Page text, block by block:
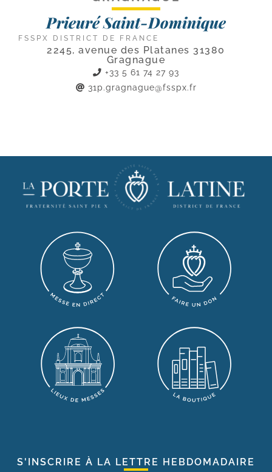
Prieuré Saint-Dominique
FSSPX DISTRICT DE FRANCE
2245, avenue des Platanes 31380
Gragnague
+33 5 61 74 27 93
31p.gragnague@fsspx.fr
S'INSCRIRE À LA LETTRE HEBDOMADAIRE